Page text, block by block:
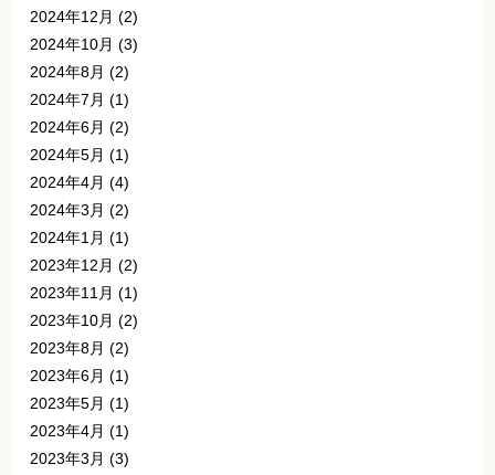
2024年12月 (2)
2024年10月 (3)
2024年8月 (2)
2024年7月 (1)
2024年6月 (2)
2024年5月 (1)
2024年4月 (4)
2024年3月 (2)
2024年1月 (1)
2023年12月 (2)
2023年11月 (1)
2023年10月 (2)
2023年8月 (2)
2023年6月 (1)
2023年5月 (1)
2023年4月 (1)
2023年3月 (3)